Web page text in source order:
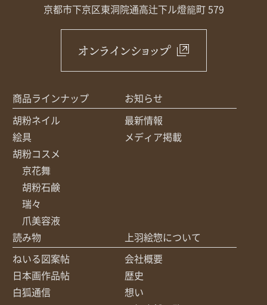
京都市下京区東洞院通高辻下ル燈籠町 579
オンラインショップ
商品ラインナップ
胡粉ネイル
絵具
胡粉コスメ
京花舞
胡粉石鹸
瑞々
爪美容液
お知らせ
最新情報
メディア掲載
読み物
ねいる図案帖
日本画作品帖
白狐通信
上羽絵惣について
会社概要
歴史
想い